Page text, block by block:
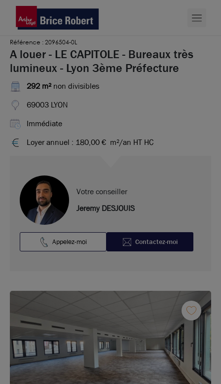
Référence : 2096504-0L
A louer - LE CAPITOLE - Bureaux très
lumineux - Lyon 3ème Préfecture
292 m² non divisibles
69003 LYON
Immédiate
Loyer annuel : 180,00 € m²/an HT HC
Votre conseiller
Jeremy DESJOUIS
Appelez-moi Contactez-moi